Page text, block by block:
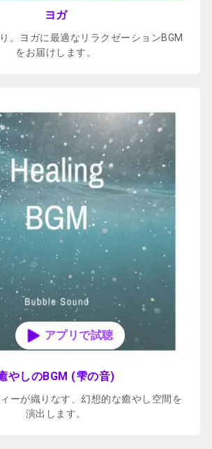
ヨガ
。ヨガに最適なリラクゼーションBGM
をお届けします。
アプリで試聴
やしのBGM (雫の音)
ーが織りなす、幻想的な癒やし空間を
演出します。